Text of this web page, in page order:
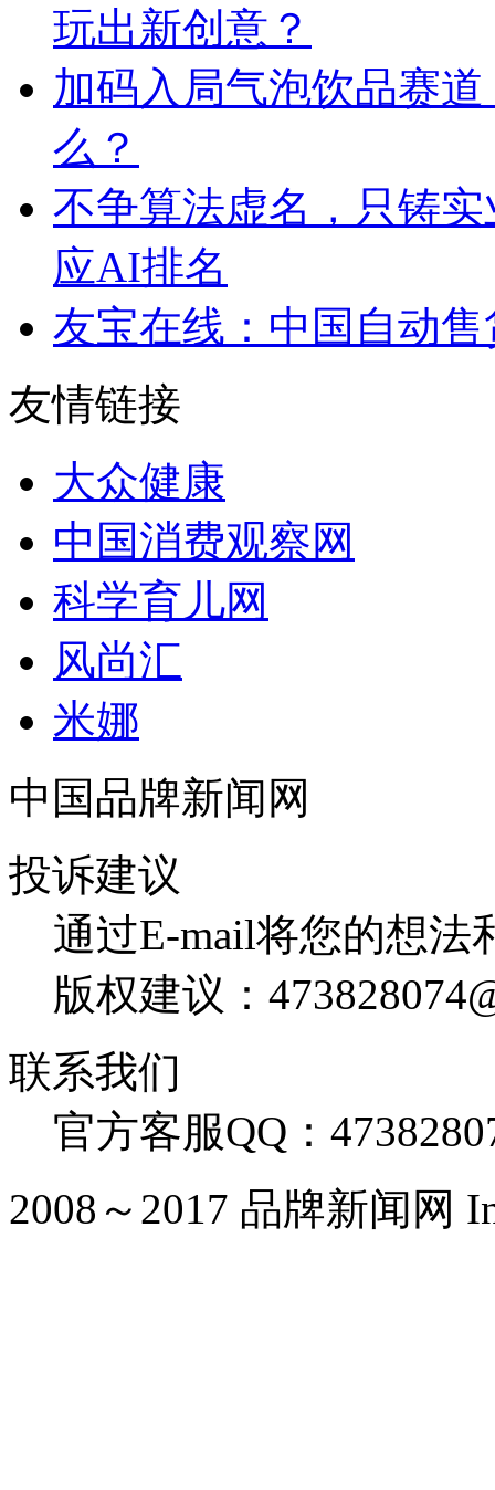
玩出新创意？
加码入局气泡饮品赛
么？
不争算法虚名，只铸
应AI排名
友宝在线：中国自动
友情链接
大众健康
中国消费观察网
科学育儿网
风尚汇
米娜
中国品牌新闻网
投诉建议
通过E-mail将您的想法
版权建议：
联系我们
官方客服QQ：
2008～2017 品牌新闻网